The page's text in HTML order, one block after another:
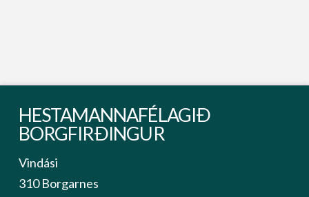
HESTAMANNAFÉLAGIÐ
BORGFIRÐINGUR
Vindási
310 Borgarnes